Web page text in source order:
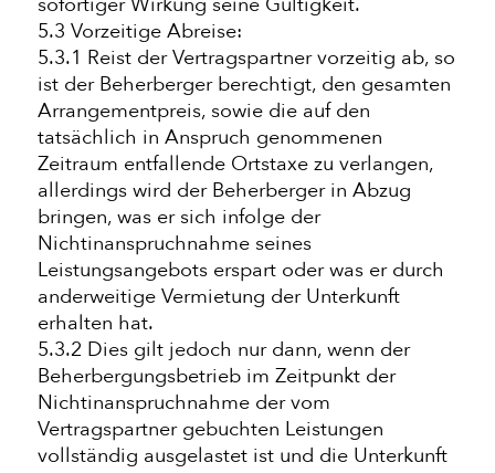
5.3 Vorzeitige Abreise:
5.3.1 Reist der Vertragspartner vorzeitig ab, so
ist der Beherberger berechtigt, den gesamten
Arrangementpreis, sowie die auf den
tatsächlich in Anspruch genommenen
Zeitraum entfallende Ortstaxe zu verlangen,
allerdings wird der Beherberger in Abzug
bringen, was er sich infolge der
Nichtinanspruchnahme seines
Leistungsangebots erspart oder was er durch
anderweitige Vermietung der Unterkunft
erhalten hat.
5.3.2 Dies gilt jedoch nur dann, wenn der
Beherbergungsbetrieb im Zeitpunkt der
Nichtinanspruchnahme der vom
Vertragspartner gebuchten Leistungen
vollständig ausgelastet ist und die Unterkunft